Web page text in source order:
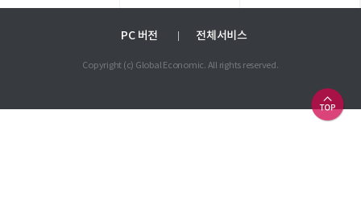
PC 버전 전체서비스
Copyright (c) Global Economic. All rights reserved.